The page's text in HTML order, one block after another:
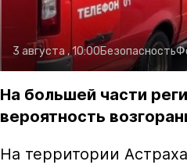
3 августа , 10:00Безопасность
На большей части
вероятность
На территории